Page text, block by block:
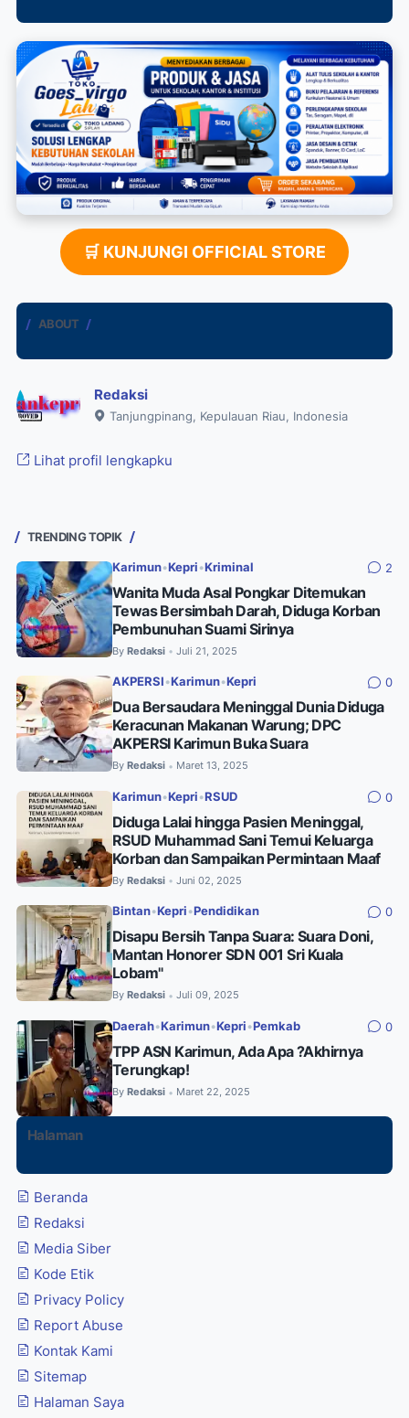
🛒 KUNJUNGI OFFICIAL STORE
ABOUT
Redaksi
Tanjungpinang, Kepulauan Riau, Indonesia
Lihat profil lengkapku
TRENDING TOPIK
Karimun•Kepri •Kriminal 2
Wanita Muda Asal Pongkar Ditemukan
Tewas Bersimbah Darah, Diduga Korban
Pembunuhan Suami Sirinya
By Redaksi • Juli 21, 2025
AKPERSI •Karimun•Kepri 0
Dua Bersaudara Meninggal Dunia Diduga
Keracunan Makanan Warung; DPC
AKPERSI Karimun Buka Suara
By Redaksi • Maret 13, 2025
Karimun•Kepri •RSUD 0
Diduga Lalai hingga Pasien Meninggal,
RSUD Muhammad Sani Temui Keluarga
Korban dan Sampaikan Permintaan Maaf
By Redaksi • Juni 02, 2025
Bintan•Kepri •Pendidikan 0
Disapu Bersih Tanpa Suara: Suara Doni,
Mantan Honorer SDN 001 Sri Kuala
Lobam"
By Redaksi • Juli 09, 2025
Daerah•Karimun•Kepri •Pemkab 0
TPP ASN Karimun, Ada Apa ?Akhirnya
Terungkap!
By Redaksi • Maret 22, 2025
Halaman
Beranda
Redaksi
Media Siber
Kode Etik
Privacy Policy
Report Abuse
Kontak Kami
Sitemap
Halaman Saya